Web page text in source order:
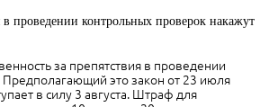
в проведении контрольных проверок накажут
за препятствия в проведении
это закон от 23 июля
в силу 3 августа. Штраф для